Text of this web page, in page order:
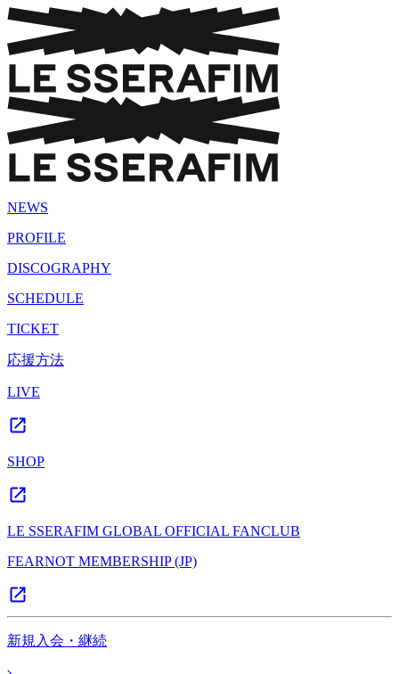
NEWS
PROFILE
DISCOGRAPHY
SCHEDULE
TICKET
応援方法
LIVE
SHOP
LE SSERAFIM GLOBAL OFFICIAL FANCLUB
FEARNOT MEMBERSHIP (JP)
新規入会・継続